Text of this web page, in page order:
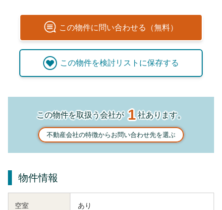
この物件に問い合わせる（無料）
この物件を検討リストに保存する
この物件を取扱う会社が1社あります。
不動産会社の特徴からお問い合わせ先を選ぶ
物件情報
空室 あり